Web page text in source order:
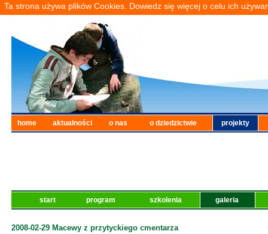
Ta strona używa plików Cookies. Dowiedz się więcej o celu ich
home aktualności o nas o dziedzictwie projekty
start program szkolenia galeria
2008-02-29 Macewy z przytyckiego cmentarza